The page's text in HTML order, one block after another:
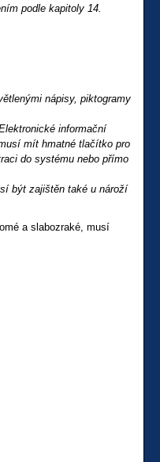
podle kapitoly 14.
nápisy, piktogramy
informační
mít hmatné tlačítko pro
do systému nebo přímo
být zajištěn také u nároží
a slabozraké, musí